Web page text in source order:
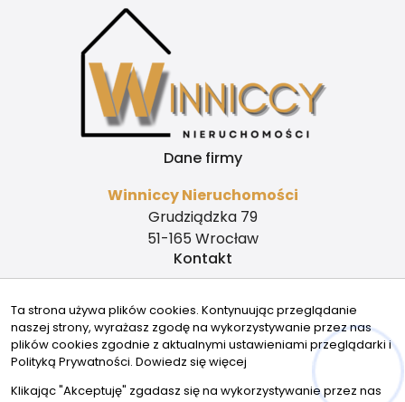
Dane firmy
Winniccy Nieruchomości
Grudziądzka 79
51-165 Wrocław
Kontakt
+48 780 038 800
Znajdziesz nas tu
Ta strona używa plików cookies. Kontynuując przeglądanie
naszej strony, wyrażasz zgodę na wykorzystywanie przez nas
plików cookies zgodnie z aktualnymi ustawieniami przeglądarki i
Polityką Prywatności. Dowiedz się więcej
Klikając "Akceptuję" zgadasz się na wykorzystywanie przez nas
Hej! Chętnie Ci pomogę